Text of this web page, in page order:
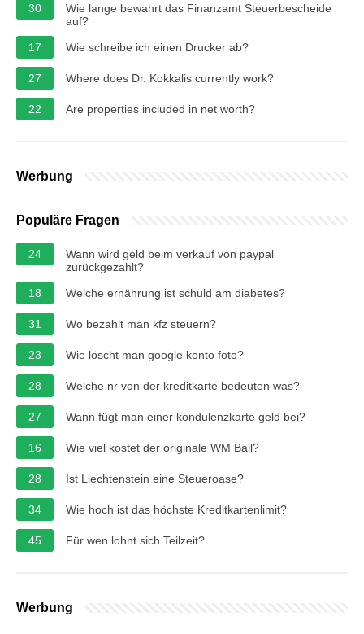
30
Wie lange bewahrt das Finanzamt Steuerbescheide
auf?
17
Wie schreibe ich einen Drucker ab?
27 Where does Dr. Kokkalis currently work?
22 Are properties included in net worth?
Werbung
Populäre Fragen
24
Wann wird geld beim verkauf von paypal
zurückgezahlt?
18
Welche ernährung ist schuld am diabetes?
31 Wo bezahlt man kfz steuern?
23 Wie löscht man google konto foto?
28 Welche nr von der kreditkarte bedeuten was?
27 Wann fügt man einer kondulenzkarte geld bei?
16 Wie viel kostet der originale WM Ball?
28 Ist Liechtenstein eine Steueroase?
34 Wie hoch ist das höchste Kreditkartenlimit?
45 Für wen lohnt sich Teilzeit?
Werbung